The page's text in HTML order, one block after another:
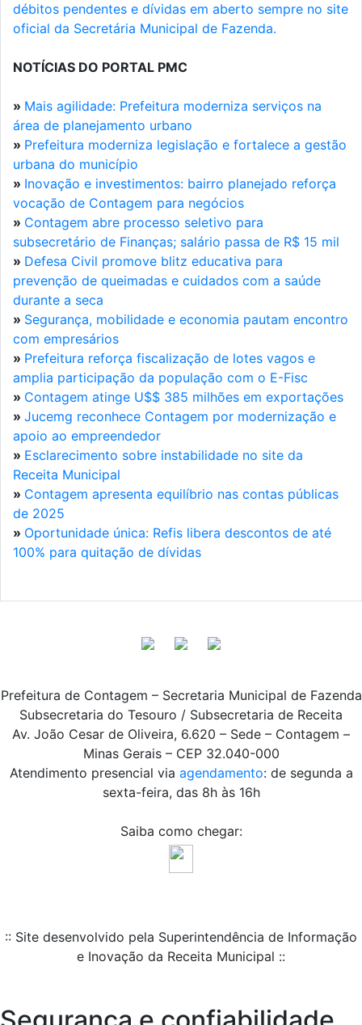
débitos pendentes e dívidas em aberto sempre no site
oficial da Secretária Municipal de Fazenda.
NOTÍCIAS DO PORTAL PMC
» Mais agilidade: Prefeitura moderniza serviços na
área de planejamento urbano
» Prefeitura moderniza legislação e fortalece a gestão
urbana do município
» Inovação e investimentos: bairro planejado reforça
vocação de Contagem para negócios
» Contagem abre processo seletivo para
subsecretário de Finanças; salário passa de R$ 15 mil
» Defesa Civil promove blitz educativa para
prevenção de queimadas e cuidados com a saúde
durante a seca
» Segurança, mobilidade e economia pautam encontro
com empresários
» Prefeitura reforça fiscalização de lotes vagos e
amplia participação da população com o E-Fisc
» Contagem atinge U$$ 385 milhões em exportações
» Jucemg reconhece Contagem por modernização e
apoio ao empreendedor
» Esclarecimento sobre instabilidade no site da
Receita Municipal
» Contagem apresenta equilíbrio nas contas públicas
de 2025
» Oportunidade única: Refis libera descontos de até
100% para quitação de dívidas
Prefeitura de Contagem – Secretaria Municipal de Fazenda
Subsecretaria do Tesouro / Subsecretaria de Receita
Av. João Cesar de Oliveira, 6.620 – Sede – Contagem –
Minas Gerais – CEP 32.040-000
Atendimento presencial via agendamento: de segunda a
sexta-feira, das 8h às 16h
Saiba como chegar:
:: Site desenvolvido pela Superintendência de Informação
e Inovação da Receita Municipal ::